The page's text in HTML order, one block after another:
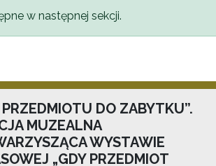
w następnej sekcji.
PRZEDMIOTU DO ZABYTKU”.
MUZEALNA
WYSTAWIE
„GDY PRZEDMIOT